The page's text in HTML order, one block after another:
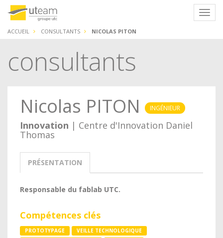
ACCUEIL CONSULTANTS NICOLAS PITON
consultants
Nicolas PITON INGÉNIEUR
Innovation | Centre d'Innovation Daniel
Thomas
PRÉSENTATION
Responsable du fablab UTC.
Compétences clés
PROTOTYPAGE
VEILLE TECHNOLOGIQUE
Panneau de gestion des cookies